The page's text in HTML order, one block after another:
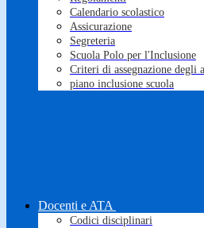
Calendario scolastico
Assicurazione
Segreteria
Scuola Polo per l'Inclusione
Criteri di assegnazione degli
piano inclusione scuola
Docenti e ATA
Codici disciplinari